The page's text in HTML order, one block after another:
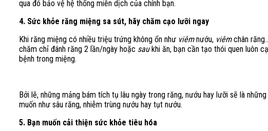
qua đó bảo vệ hệ thống miễn dịch của chính bạn.
4. Sức khỏe răng miệng sa sút, hãy chăm cạo lưỡi ngay
Khi răng miệng có nhiều triệu trứng không ổn nhưviêmnướu,viêmchân
chăm chỉ đánh răng 2 lần/ngày hoặc saukhi ăn, bạn cần tạo thói quen luôn
bệnh trong miệng.
Bởi lẽ, những mảng bám tích tụ lâu ngày trong răng, nướu hay lưỡi sẽ là
muốn như sâu răng, nhiễm trùng nướu hay tụt nướu.
5. Bạn muốn cải thiện sức khỏe tiêu hóa